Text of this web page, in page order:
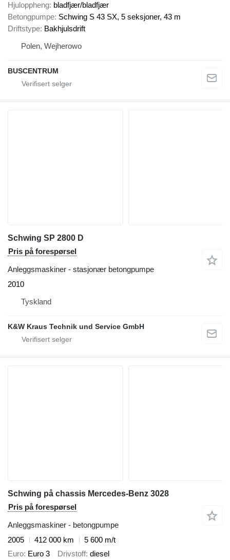
Hjuloppheng bladfjær/bladfjær
Betongpumpe Schwing S 43 SX, 5 seksjoner, 43 m
Driftstype Bakhjulsdrift
Polen, Wejherowo
BUSCENTRUM
Schwing SP 2800 D
Pris på forespørsel
Anleggsmaskiner - stasjonær betongpumpe
2010
Tyskland
K&W Kraus Technik und Service GmbH
Schwing på chassis Mercedes-Benz 3028
Pris på forespørsel
Anleggsmaskiner - betongpumpe
2005
412 000 km
5 600 m/t
Euro Euro 3 Drivstoff diesel